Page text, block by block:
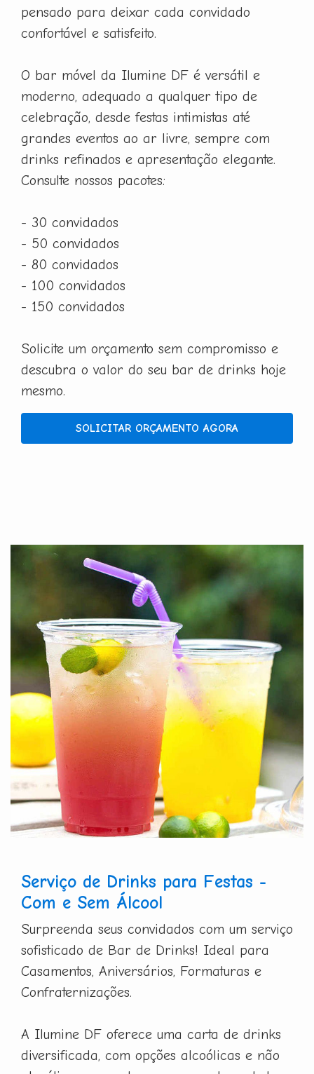
pensado para deixar cada convidado
confortável e satisfeito.
O bar móvel da Ilumine DF é versátil e
moderno, adequado a qualquer tipo de
celebração, desde festas intimistas até
grandes eventos ao ar livre, sempre com
drinks refinados e apresentação elegante.
Consulte nossos pacotes:
- 30 convidados
- 50 convidados
- 80 convidados
- 100 convidados
- 150 convidados
Solicite um orçamento sem compromisso e
descubra o valor do seu bar de drinks hoje
mesmo.
SOLICITAR ORÇAMENTO AGORA
Serviço de Drinks para Festas -
Com e Sem Álcool
Surpreenda seus convidados com um serviço
sofisticado de Bar de Drinks! Ideal para
Casamentos, Aniversários, Formaturas e
Confraternizações.
A Ilumine DF oferece uma carta de drinks
diversificada, com opções alcoólicas e não